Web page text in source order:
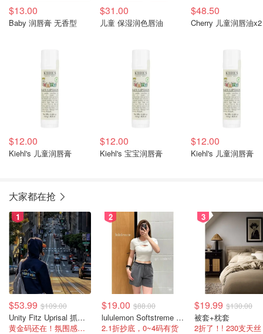
$13.00
Baby 润唇膏 无香型
$31.00
儿童 保湿润色唇油
$48.50
Cherry 儿童润唇油x2
$12.00
Kiehl's 儿童润唇膏
$12.00
Kiehl's 宝宝润唇膏
$12.00
Kiehl's 儿童润唇膏
大家都在抢
1
$53.99 $109.00
Unity Fitz Uprisal 抓绒卫衣
黄金码还在！氛围感之神
2
$19.00 $88.00
lululemon Softstreme 女士高腰短裤 10cm
2.1折抄底，0~4码有货
3
$19.99 $130.00
被套+枕套
2折了！! 230支天丝